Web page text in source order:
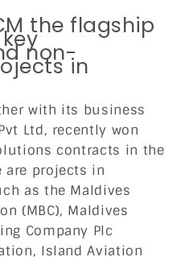
the flagship
non-in
with its business
Ltd, recently won
contracts in the
are projects in
as the Maldives
(MBC), Maldives
Company Plc
Island Aviation